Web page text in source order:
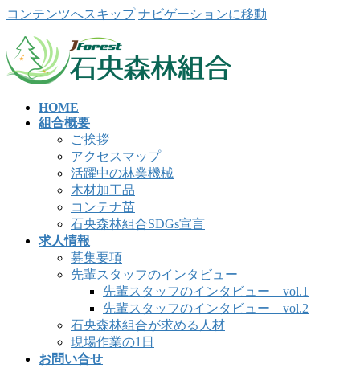
コンテンツへスキップ ナビゲーションに移動
HOME
組合概要
ご挨拶
アクセスマップ
活躍中の林業機械
木材加工品
コンテナ苗
石央森林組合SDGs宣言
求人情報
募集要項
先輩スタッフのインタビュー
先輩スタッフのインタビュー vol.1
先輩スタッフのインタビュー vol.2
石央森林組合が求める人材
現場作業の1日
お問い合せ